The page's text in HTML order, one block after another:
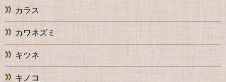
カラス
カワネズミ
キツネ
キノコ